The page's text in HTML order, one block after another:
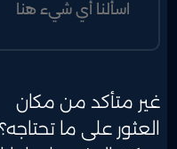
غير متأكد من مكان
العثور على ما تحتاجه؟